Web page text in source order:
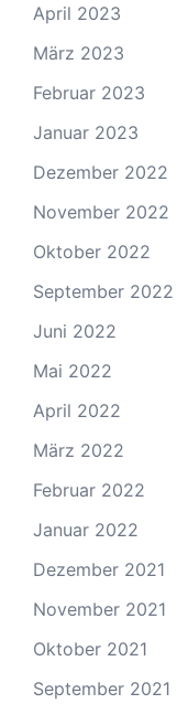
April 2023
März 2023
Februar 2023
Januar 2023
Dezember 2022
November 2022
Oktober 2022
September 2022
Juni 2022
Mai 2022
April 2022
März 2022
Februar 2022
Januar 2022
Dezember 2021
November 2021
Oktober 2021
September 2021